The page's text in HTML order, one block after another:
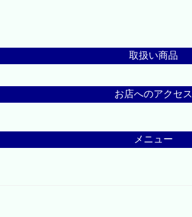
取扱い商品
お店へのアクセス
メニュー